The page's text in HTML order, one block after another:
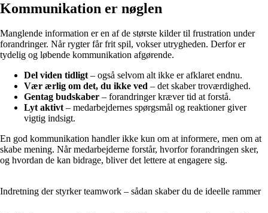
Kommunikation er nøglen
Manglende information er en af de største kilder til frustration under
forandringer. Når rygter får frit spil, vokser utrygheden. Derfor er
tydelig og løbende kommunikation afgørende.
Del viden tidligt– også selvom alt ikke er afklaret endnu.
Vær ærlig om det, du ikke ved – det skaber troværdighed.
Gentag budskaber – forandringer kræver tid at forstå.
Lyt aktivt– medarbejdernes spørgsmål og reaktioner giver
vigtig indsigt.
En god kommunikation handler ikke kun om at informere, men om at
skabe mening. Når medarbejderne forstår, hvorfor forandringen sker,
og hvordan de kan bidrage, bliver det lettere at engagere sig.
Indretning der styrker teamwork – sådan skaber du de ideelle rammer